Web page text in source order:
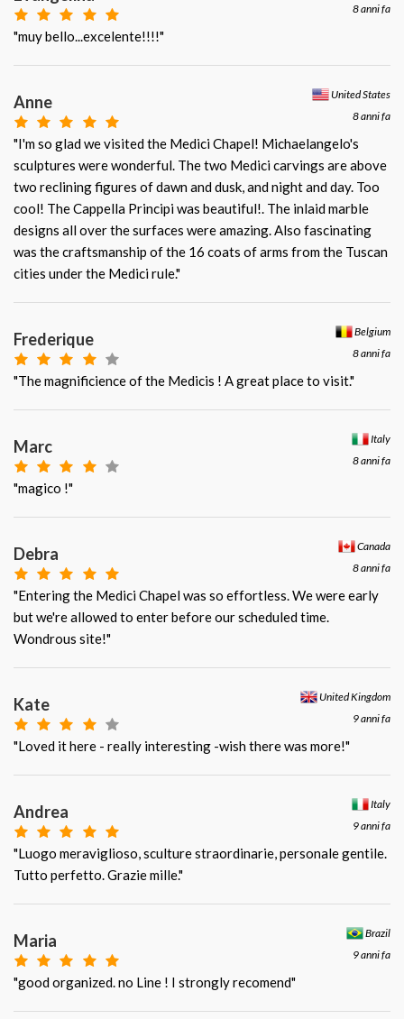
8 anni fa
"muy bello...excelente!!!!"
United States
8 anni fa
Anne
"I'm so glad we visited the Medici Chapel! Michaelangelo's
sculptures were wonderful. The two Medici carvings are above
two reclining figures of dawn and dusk, and night and day. Too
cool! The Cappella Principi was beautiful!. The inlaid marble
designs all over the surfaces were amazing. Also fascinating
was the craftsmanship of the 16 coats of arms from the Tuscan
cities under the Medici rule."
Belgium
8 anni fa
Frederique
"The magnificience of the Medicis ! A great place to visit."
Italy
8 anni fa
Marc
"magico !"
Canada
8 anni fa
Debra
"Entering the Medici Chapel was so effortless. We were early
but we're allowed to enter before our scheduled time.
Wondrous site!"
United Kingdom
9 anni fa
Kate
"Loved it here - really interesting -wish there was more!"
Italy
9 anni fa
Andrea
"Luogo meraviglioso, sculture straordinarie, personale gentile.
Tutto perfetto. Grazie mille."
Brazil
9 anni fa
Maria
"good organized. no Line ! I strongly recomend"